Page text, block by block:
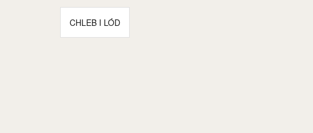
Nawigacja
wpisu
CHLEB I LÓD